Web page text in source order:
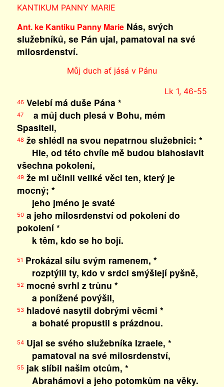
KANTIKUM PANNY MARIE
Ant. ke Kantiku Panny Marie Nás, svých
služebníků, se Pán ujal, pamatoval na své
milosrdenství.
Můj duch ať jásá v Pánu
Lk 1, 46-55
46Velebí má duše Pána *
47a můj duch plesá v Bohu, mém
Spasiteli,
48 že shlédl na svou nepatrnou služebnici: *
Hle, od této chvíle mě budou blahoslavit
všechna pokolení,
49že mi učinil veliké věci ten, který je
mocný; *
jeho jméno je svaté
50a jeho milosrdenství od pokolení do
pokolení *
k těm, kdo se ho bojí.
51 Prokázal sílu svým ramenem, *
rozptýlil ty, kdo v srdci smýšlejí pyšně,
52 mocné svrhl z trůnu *
a ponížené povýšil,
53hladové nasytil dobrými věcmi *
a bohaté propustil s prázdnou.
54Ujal se svého služebníka Izraele, *
pamatoval na své milosrdenství,
55 jak slíbil našim otcům, *
Abrahámovi a jeho potomkům na věky.